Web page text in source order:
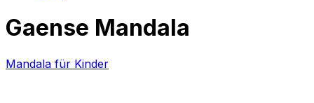
Gaense Mandala
Mandala für Kinder